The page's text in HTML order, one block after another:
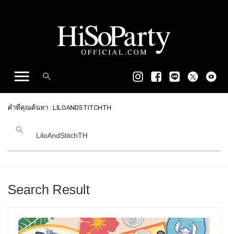
คำที่คุณค้นหา : LILOANDSTITCHTH
Search Result